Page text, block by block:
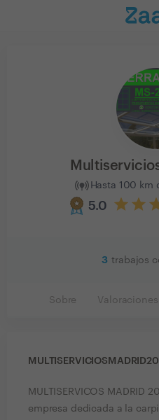
Hasta 100 km
5.0
3 trabajos
Sobre Valoraciones
MULTISERVICOS MADRID
empresa dedicada a la